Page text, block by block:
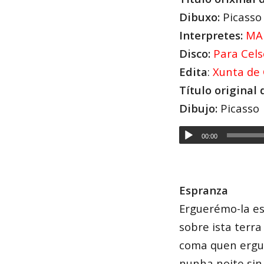
Dibuxo:Picasso
Interpretes:
Disco:Para
Edita: Xunta de
Título original
Dibujo:Picasso
00:00
Espranza
Erguerémo-la
sobre ista terra
coma quen